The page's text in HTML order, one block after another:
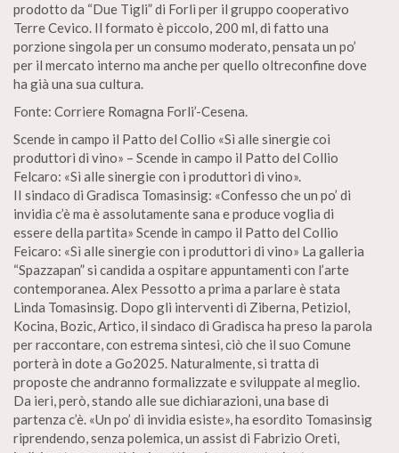
prodotto da “Due Tigli” di Forlì per il gruppo cooperativo
Terre Cevico. Il formato è piccolo, 200 ml, di fatto una
porzione singola per un consumo moderato, pensata un po’
per il mercato interno ma anche per quello oltreconfine dove
ha già una sua cultura.
Fonte: Corriere Romagna Forli’-Cesena.
Scende in campo il Patto del Collio «Sì alle sinergie coi
produttori di vino» – Scende in campo il Patto del Collio
Felcaro: «Sì alle sinergie con i produttori di vino».
II sindaco di Gradisca Tomasinsig: «Confesso che un po’ di
invidia c’è ma è assolutamente sana e produce voglia di
essere della partita» Scende in campo il Patto del Collio
Feicaro: «Sì alle sinergie con i produttori di vino» La galleria
“Spazzapan” si candida a ospitare appuntamenti con l’arte
contemporanea. Alex Pessotto a prima a parlare è stata
Linda Tomasinsig. Dopo gli interventi di Ziberna, Petiziol,
Kocina, Bozic, Artico, il sindaco di Gradisca ha preso la parola
per raccontare, con estrema sintesi, ciò che il suo Comune
porterà in dote a Go2025. Naturalmente, si tratta di
proposte che andranno formalizzate e sviluppate al meglio.
Da ieri, però, stando alle sue dichiarazioni, una base di
partenza c’è. «Un po’ di invidia esiste», ha esordito Tomasinsig
riprendendo, senza polemica, un assist di Fabrizio Oreti,